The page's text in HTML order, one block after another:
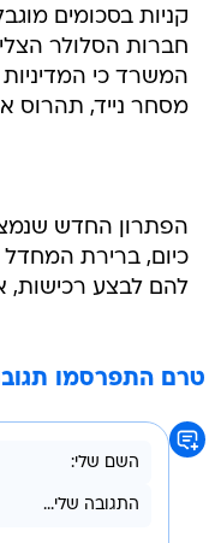
קניות בסכומים
חברות הסלולר
המשרד כי
מסחר נייד, תהרוס
הפתרון החדש
כיום, ברירת
להם לבצע רכישות,
טרם התפרסמו